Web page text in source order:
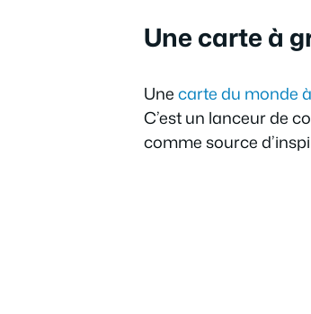
Une carte à
Unecarte du monde
C’est un lanceur de
comme source